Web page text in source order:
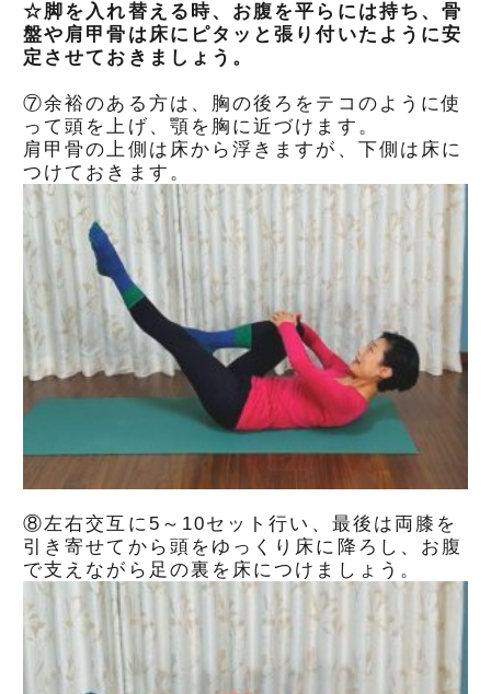
☆脚を入れ替える時、お腹を平らには持ち、骨
盤や肩甲骨は床にピタッと張り付いたように安
定させておきましょう。
⑦余裕のある方は、胸の後ろをテコのように使
って頭を上げ、顎を胸に近づけます。
肩甲骨の上側は床から浮きますが、下側は床に
つけておきます。
⑧左右交互に5～10セット行い、最後は両膝を
引き寄せてから頭をゆっくり床に降ろし、お腹
で支えながら足の裏を床につけましょう。